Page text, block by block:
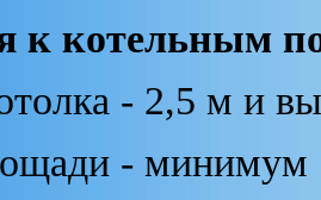
к котельным
- 2,5 м и
- минимум